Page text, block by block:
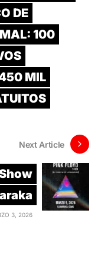
DE
100
MIL
Next Article
3, 2026